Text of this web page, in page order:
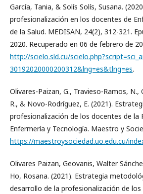
García, Tania, & Solís Solís, Susana.
profesionalización en los docentes de
de la Salud. MEDISAN, 24(2), 312-321.
2020. Recuperado en 06 de febrero de
http://scielo.sld.cu/
30192020000200312&lng=es&tlng=es.
Olivares-Paizan, G., Travieso-Ramos, N.,
R., & Novo-Rodríguez, E. (2021).
profesionalización de los docentes de la
Enfermería y Tecnología. Maestro y
https://maestroysociedad.uo.edu.cu/
Olivares Paizan, Geovanis, Walter
Ho, Rosana. (2021). Estrategia
desarrollo de la profesionalización de